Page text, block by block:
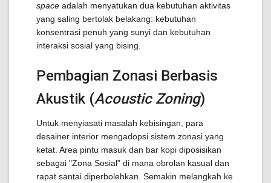
space adalah menyatukan dua kebutuhan aktivitas
yang saling bertolak belakang: kebutuhan
konsentrasi penuh yang sunyi dan kebutuhan
interaksi sosial yang bising.
Pembagian Zonasi Berbasis
Akustik (Acoustic Zoning)
Untuk menyiasati masalah kebisingan, para
desainer interior mengadopsi sistem zonasi yang
ketat. Area pintu masuk dan bar kopi diposisikan
sebagai "Zona Sosial" di mana obrolan kasual dan
rapat santai diperbolehkan. Semakin melangkah ke